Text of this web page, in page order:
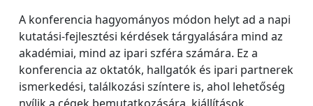
A konferencia hagyományos módon helyt ad a napi
kutatási-fejlesztési kérdések tárgyalására mind az
akadémiai, mind az ipari szféra számára. Ez a
konferencia az oktatók, hallgatók és ipari partnerek
ismerkedési, találkozási színtere is, ahol lehetőség